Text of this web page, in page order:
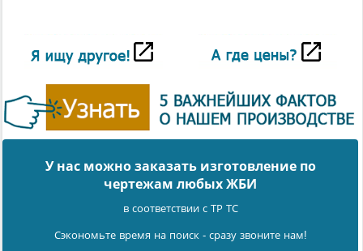
У нас можно заказать изготовление по
чертежам любых ЖБИ
в соответствии с ТР ТС
Сэкономьте время на поиск - сразу звоните нам!